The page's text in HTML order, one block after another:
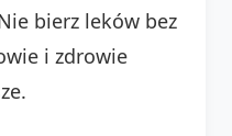
bierz leków bez
i zdrowie